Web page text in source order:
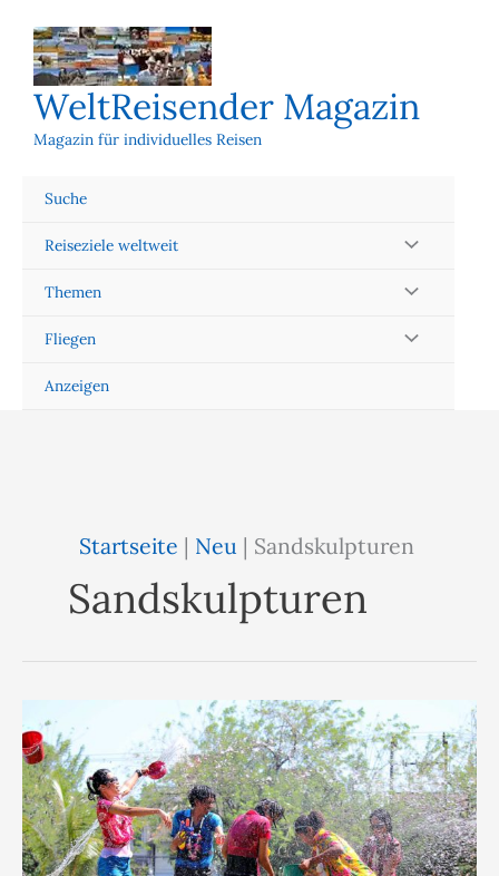
Inhalt
springen
WeltReisender Magazin
Magazin für individuelles Reisen
Suche
Reiseziele weltweit
Themen
Fliegen
Anzeigen
Startseite | Neu | Sandskulpturen
Sandskulpturen